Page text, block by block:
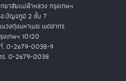
ยาลัยแม่ฟ้าหลวง กรุงเทพฯ
.ปัญจภูมิ 2 ชั้น 7
วงทุ่งมหาเมฆ เขตสาทร
งเทพฯ 10120
. 0-2679-0038-9
ร. 0-2679-0038